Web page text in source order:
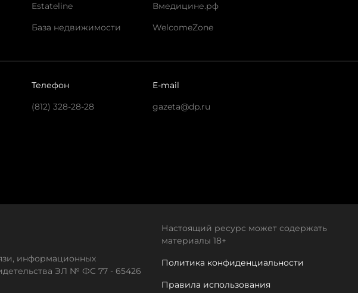
Estateline
База недвижимости
Вмедицине.рф
WelcomeZone
Телефон
(812) 328-28-28
E-mail
gazeta@dp.ru
информационных
ЭЛ № ФС 77 - 65426
Настоящий ресурс может содержать
материалы 18+
Политика конфиденциальности
Правила использования